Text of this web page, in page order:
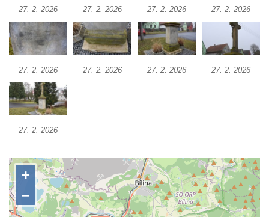
Kříž v centru Liběšic
Kříž na návsi v Chouči
Boží muka na rozcestí východně od Chouče
Kříž u domu čp. 3 v Chrámcích
Kříž u polní cesty severozápadně od Kozel
Údajný kříž na návsi v Kozlech
Kříž východně od Oparna u cesty na Lovoš
Pamětní kříž na Lovoši
Kříž na rozcestí u domu čp. 49 ve Svojkově
27. 2. 2026 27. 2. 2026 27. 2. 2026 27. 2. 2026
27. 2. 2026 27. 2. 2026 27. 2. 2026 27. 2. 2026
27. 2. 2026